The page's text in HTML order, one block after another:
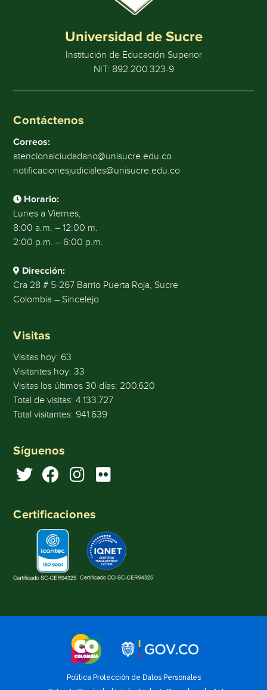
Universidad de Sucre
Institución de Educación Superior
NIT: 892.200.323-9
Contáctenos
Correos:
atencionalciudadano@unisucre.edu.co
notificacionesjudiciales@unisucre.edu.co
Horario:
Lunes a Viernes,
8:00 a.m. – 12:00 m.
2:00 p.m. – 6:00 p.m.
Dirección:
Cra 28 # 5-267 Barrio Puerta Roja, Sucre
Colombia – Sincelejo
Visitas
Visitas hoy: 63
Visitantes hoy:33
Visitas los últimos 30 días: 200.620
Total de visitas:4.133.727
Total visitantes: 941.639
Síguenos
Certificaciones
Política Protección de Datos Personales